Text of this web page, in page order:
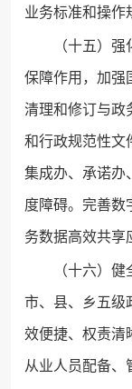
业务标准和操作
（十五）
保障作用，加强
清理和修订与政
和行政规范性文
集成办、承诺办
度障碍。完善数
务数据高效共享
（十六）
市、县、乡五级
效便捷、权责清
从业人员配备、